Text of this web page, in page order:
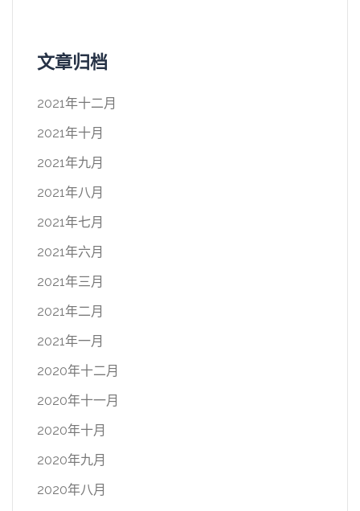
文章归档
2021年十二月
2021年十月
2021年九月
2021年八月
2021年七月
2021年六月
2021年三月
2021年二月
2021年一月
2020年十二月
2020年十一月
2020年十月
2020年九月
2020年八月